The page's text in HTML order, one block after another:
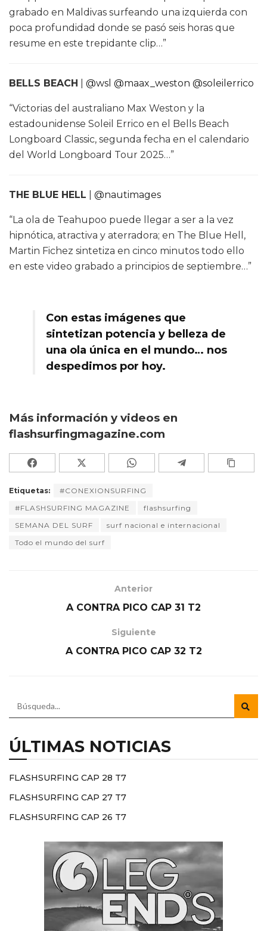
grabado en Maldivas surfeando una izquierda con
poca profundidad donde se pasó seis horas que
resume en este trepidante clip…”
BELLS BEACH @wsl @maax_weston @soleilerrico
“Victorias del australiano Max Weston y la
estadounidense Soleil Errico en el Bells Beach
Longboard Classic, segunda fecha en el calendario
del World Longboard Tour 2025…”
THE BLUE HELL @nautimages
“La ola de Teahupoo puede llegar a ser a la vez
hipnótica, atractiva y aterradora; en The Blue Hell,
Martin Fichez sintetiza en cinco minutos todo ello
en este video grabado a principios de septiembre…”
Con estas imágenes que
sintetizan potencia y belleza de
una ola única en el mundo… nos
despedimos por hoy.
Más información y videos en
flashsurfingmagazine.com
Etiquetas:
#CONEXIONSURFING
#FLASHSURFING MAGAZINE
flashsurfing
SEMANA DEL SURF
surf nacional e internacional
Todo el mundo del surf
Anterior
A CONTRA PICO CAP 31 T2
Siguiente
A CONTRA PICO CAP 32 T2
ÚLTIMAS NOTICIAS
FLASHSURFING CAP 28 T7
FLASHSURFING CAP 27 T7
FLASHSURFING CAP 26 T7